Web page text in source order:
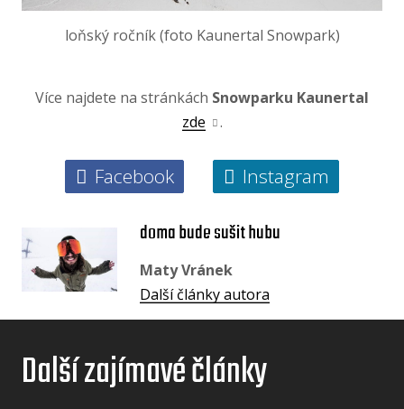
loňský ročník (foto Kaunertal Snowpark)
Více najdete na stránkách Snowparku Kaunertal
zde
.
Facebook Instagram
doma bude sušit hubu
Maty Vránek
Další články autora
Další zajímavé články